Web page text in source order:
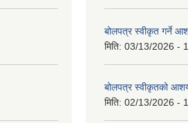
बोलपत्र स्वीकृत गर्ने
मिति: 03/13/2026 -
बोलपत्र स्वीकृतको
मिति: 02/13/2026 -